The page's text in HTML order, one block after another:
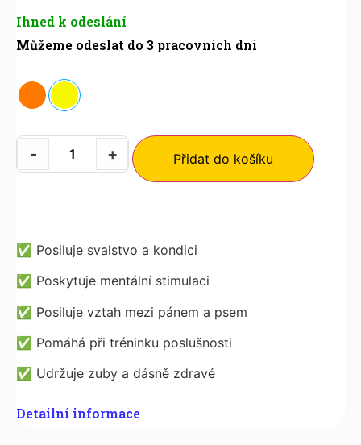
Ihned k odeslání
Můžeme odeslat do 3 pracovních dní
- + Přidat do košíku
✅ Posiluje svalstvo a kondici
✅ Poskytuje mentální stimulaci
✅ Posiluje vztah mezi pánem a psem
✅ Pomáhá při tréninku poslušnosti
✅ Udržuje zuby a dásně zdravé
Detailní informace